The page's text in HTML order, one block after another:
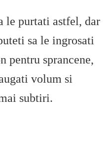
le purtati astfel, dar
sa le ingrosati
pentru sprancene,
volum si
subtiri.